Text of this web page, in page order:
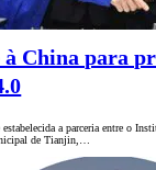
à China para
a parceria entre o
de Tianjin,…